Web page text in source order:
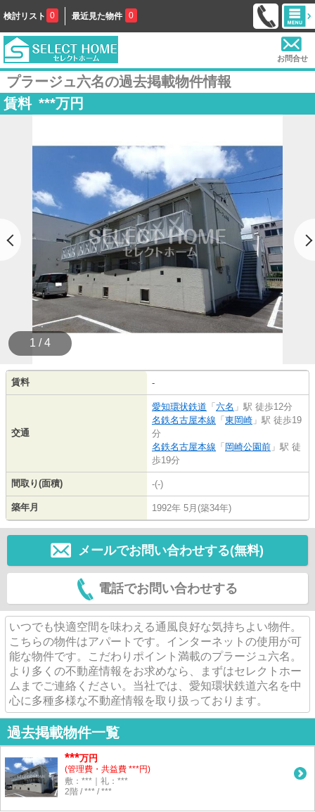
検討リスト 0 最近見た物件 0
お問合せ
プラージュ六名の過去掲載物件情報
賃料 ***万円
1 / 4
賃料 -
交通
愛知環状鉄道 「 六名 」駅 徒歩12分
名鉄名古屋本線 「 東岡崎 」駅 徒歩19
分
名鉄名古屋本線 「 岡崎公園前 」駅 徒
歩19分
間取り(面積) -(-)
築年月 1992年 5月(築34年)
メールでお問い合わせする(無料)
電話でお問い合わせする
いつでも快適空間を味わえる通風良好な気持ちよい物件。
こちらの物件はアパートです。インターネットの使用が可
能な物件です。こだわりポイント満載のプラージュ六名。
より多くの不動産情報をお求めなら、まずはセレクトホー
ムまでご連絡ください。当社では、愛知環状鉄道六名を中
心に多種多様な不動産情報を取り扱っております。
過去掲載物件一覧
***万円
(管理費・共益費 ***円)
敷：***｜礼：***
2階 / *** / ***